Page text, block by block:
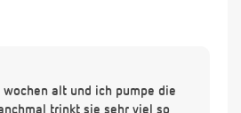
alt und ich pumpe die
trinkt sie sehr viel so